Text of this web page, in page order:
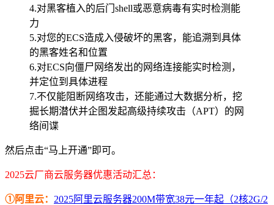
4.对黑客植入的后门shell或恶意病毒有实时检测能
力
5.对您的ECS造成入侵破坏的黑客，能追溯到具体
的黑客姓名和位置
6.对ECS向僵尸网络发出的网络连接能实时检测，
并定位到具体进程
7.不仅能阻断网络攻击，还能通过大数据分析，挖
掘长期潜伏并企图发起高级持续攻击（APT）的网
络间谍
然后点击“马上开通”即可。
2025云厂商云服务器优惠活动汇总：
①阿里云： 2025阿里云服务器200M带宽38元一年起（2核2G/2